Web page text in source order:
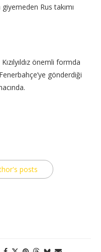
Rus takımı
önemli formda
gönderdiği
posts